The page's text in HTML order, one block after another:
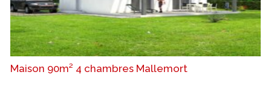
Maison 90m² 4 chambres Mallemort